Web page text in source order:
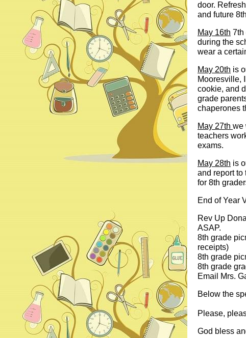
door.
and future
May 16th 7th
during the
wear a
May 20th is
Mooresville,
cookie, and
grade
chaperones
May 27th we
teachers
exams.
May 28th is
and report to
for 8th
End of Year
Rev Up
ASAP.
8th grade
receipts)
8th grade
8th grade
Email Mrs.
Below the
Please,
God bless